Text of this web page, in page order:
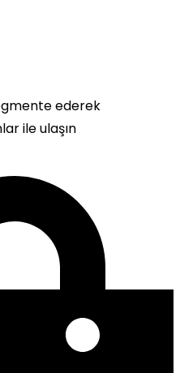
ederek
ile ulaşın